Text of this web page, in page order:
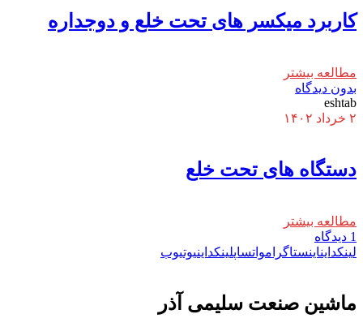
کاربرد میکسر های تحت خلع و دوجداره
مطالعه بیشتر
بدون دیدگاه
eshtab
۲ خرداد ۱۴۰۲
دستگاه های تحت خلع
مطالعه بیشتر
1 دیدگاه
لینکدایناینستاگرامواتساپلینکداینیوتیوب
ماشين صنعت سليمی آذر